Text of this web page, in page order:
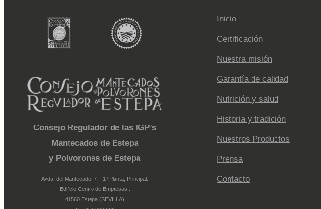
Consejo Regulador de las IGP’s
Mantecados de Estepa
y Polvorones de Estepa
Avda. del Mantecado, 7 – 1ª Planta, Principal.
Edificio Centro de Empresas .
41560 Estepa (SEVILLA)
Inicio
Certificación
Nuestra misión
Garantía de calidad
Nutrición y salud
Historia y tradición
Nuestros Productos
Prensa
Contacto